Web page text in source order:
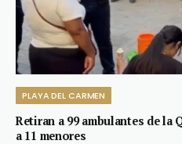
PLAYA DEL CARMEN
Retiran a 99 ambulantes de la
a 11 menores